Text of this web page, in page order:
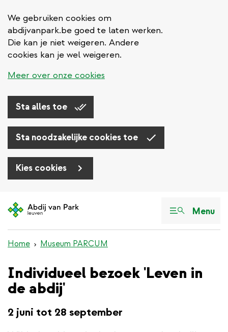
We gebruiken cookies om
abdijvanpark.be goed te laten werken.
Die kan je niet weigeren. Andere
cookies kan je wel weigeren.
Meer over onze cookies
Sta alles toe
Sta noodzakelijke cookies toe
Kies cookies
en
inhoud
Menu
Home Museum PARCUM
Individueel bezoek 'Leven in
de abdij'
2 juni tot 28 september